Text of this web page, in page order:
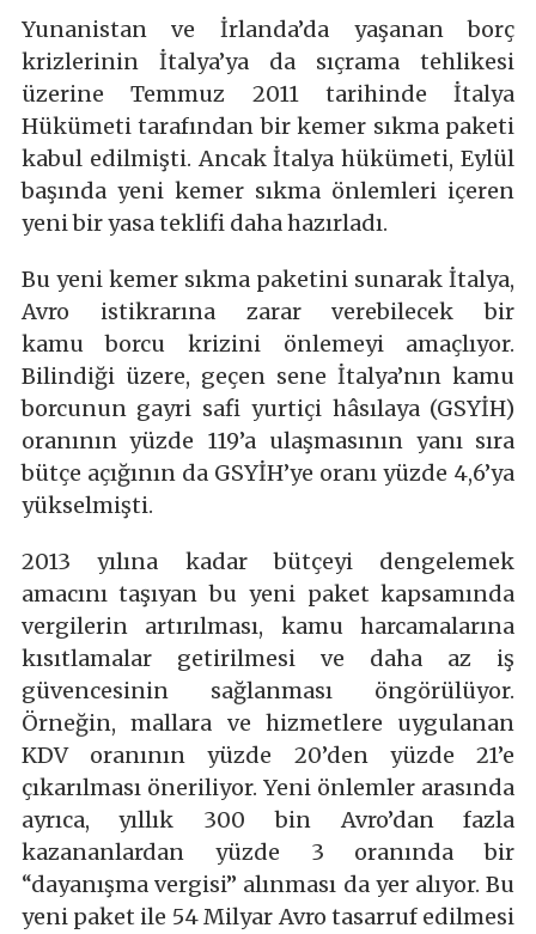
Yunanistan ve İrlanda’da yaşanan borç
krizlerinin İtalya’ya da sıçrama tehlikesi
üzerine Temmuz 2011 tarihinde İtalya
Hükümeti tarafından bir kemer sıkma paketi
kabul edilmişti. Ancak İtalya hükümeti, Eylül
başında yeni kemer sıkma önlemleri içeren
yeni bir yasa teklifi daha hazırladı.
Bu yeni kemer sıkma paketini sunarak İtalya,
Avro istikrarına zarar verebilecek bir
kamu borcu krizini önlemeyi amaçlıyor.
Bilindiği üzere, geçen sene İtalya’nın kamu
borcunun gayri safi yurtiçi hâsılaya (GSYİH)
oranının yüzde 119’a ulaşmasının yanı sıra
bütçe açığının da GSYİH’ye oranı yüzde 4,6’ya
yükselmişti.
2013 yılına kadar bütçeyi dengelemek
amacını taşıyan bu yeni paket kapsamında
vergilerin artırılması, kamu harcamalarına
kısıtlamalar getirilmesi ve daha az iş
güvencesinin sağlanması öngörülüyor.
Örneğin, mallara ve hizmetlere uygulanan
KDV oranının yüzde 20’den yüzde 21’e
çıkarılması öneriliyor. Yeni önlemler arasında
ayrıca, yıllık 300 bin Avro’dan fazla
kazananlardan yüzde 3 oranında bir
“dayanışma vergisi” alınması da yer alıyor. Bu
yeni paket ile 54 Milyar Avro tasarruf edilmesi